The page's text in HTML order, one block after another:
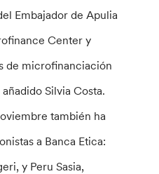
Embajador de Apulia
Center y
de microfinanciación
Silvia Costa.
también ha
a Banca Etica:
y Peru Sasia,